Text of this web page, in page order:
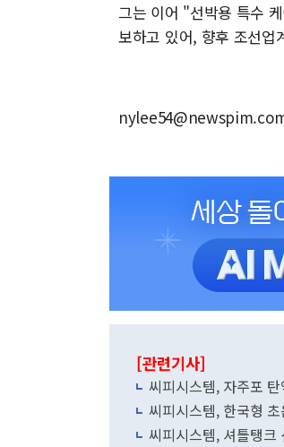
그는 이어 "선박용 특수
보하고 있어, 향후 조선업
[관련기사]
씨피시스템, 자주포
씨피시스템, 한국형
씨피시스템, 셔틀탱크